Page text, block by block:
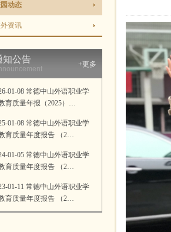
动态
资讯
知公告 +更多
01-08 常德中山外语职业学
育质量年报（2025）…
01-08 常德中山外语职业学
育质量年度报告 （2…
01-05 常德中山外语职业学
育质量年度报告 （2…
01-11 常德中山外语职业学
育质量年度报告 （2…